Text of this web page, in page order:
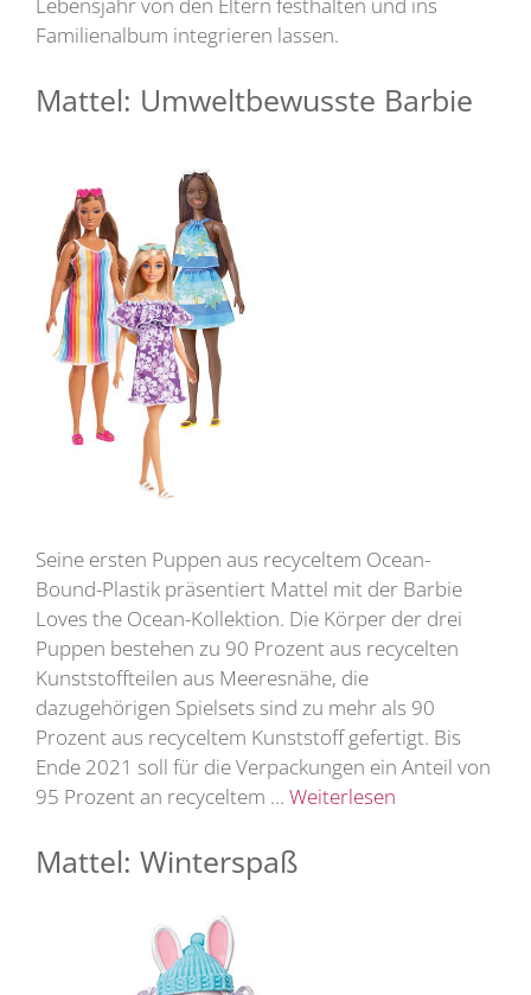
Familienalbum integrieren lassen.
Mattel: Umweltbewusste Barbie
Seine ersten Puppen aus recyceltem Ocean-
Bound-Plastik präsentiert Mattel mit der Barbie
Loves the Ocean-Kollektion. Die Körper der drei
Puppen bestehen zu 90 Prozent aus recycelten
Kunststoffteilen aus Meeresnähe, die
dazugehörigen Spielsets sind zu mehr als 90
Prozent aus recyceltem Kunststoff gefertigt. Bis
Ende 2021 soll für die Verpackungen ein Anteil von
95 Prozent an recyceltem … Weiterlesen
Mattel: Winterspaß